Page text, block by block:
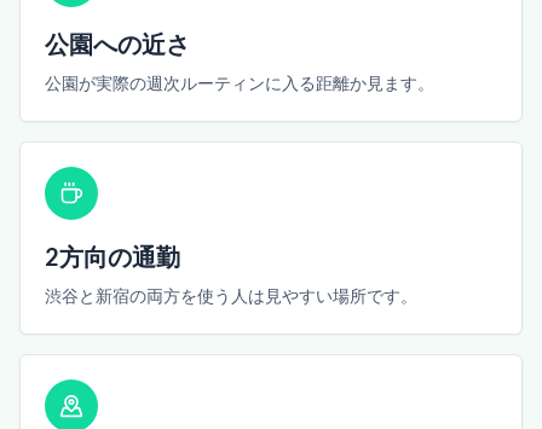
公園への近さ
公園が実際の週次ルーティンに入る距離か見ます。
2方向の通勤
渋谷と新宿の両方を使う人は見やすい場所です。